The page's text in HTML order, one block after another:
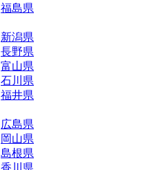
福島県
新潟県
長野県
富山県
石川県
福井県
広島県
岡山県
島根県
香川県